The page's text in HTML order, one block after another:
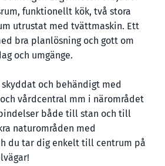
funktionellt kök, två stora
utrustat med tvättmaskin. Ett
bra planlösning och gott om
och umgänge.
och behändigt med
vårdcentral mm i närområdet
både till stan och till
naturområden med
du tar dig enkelt till centrum på